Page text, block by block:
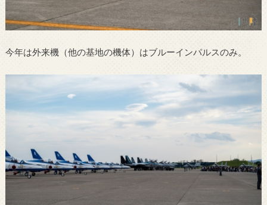
今年は外来機（他の基地の機体）はブルーインパルスのみ。